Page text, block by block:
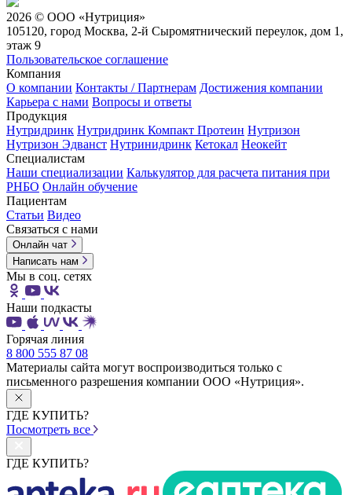
2026 © ООО «Нутриция»
105120, город Москва, 2-й Сыромятнический переулок, дом 1,
этаж 9
Пользовательское соглашение
Компания
О компании Контакты / Партнерам Достижения компании
Карьера c нами Вопросы и ответы
Продукция
Нутридринк Нутридринк Компакт Протеин Нутризон
Нутризон Эдванст Нутринидринк Кетокал Неокейт
Специалистам
Наши специализации Калькулятор для расчета питания при
РНБО Онлайн обучение
Пациентам
Статьи Видео
Связаться с нами
Онлайн чат
Написать нам
Мы в соц. сетях
Наши подкасты
Горячая линия
8 800 555 87 08
Материалы сайта могут воспроизводиться только с
письменного разрешения компании ООО «Нутриция».
ГДЕ КУПИТЬ?
Посмотреть все
ГДЕ КУПИТЬ?